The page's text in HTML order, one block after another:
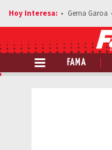
Gema Garoa
FAMA